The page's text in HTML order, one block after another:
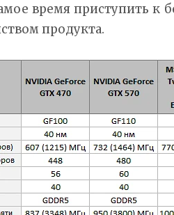
время приступить к
продукта.